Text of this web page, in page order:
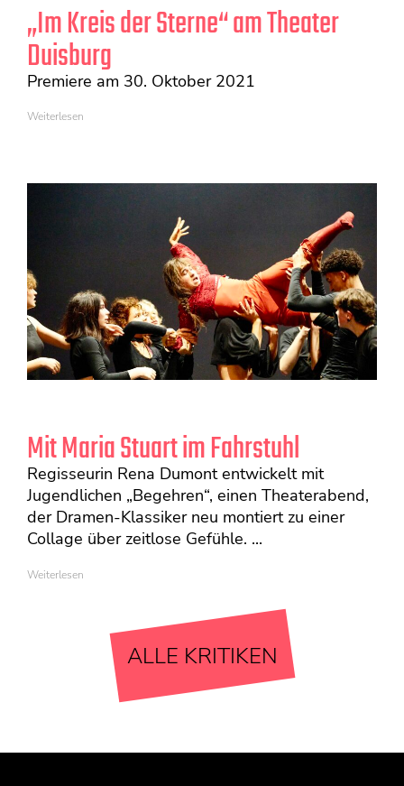
„Im Kreis der Sterne“ am Theater
Duisburg
Premiere am 30. Oktober 2021
Weiterlesen
Mit Maria Stuart im Fahrstuhl
Regisseurin Rena Dumont entwickelt mit
Jugendlichen „Begehren“, einen Theaterabend,
der Dramen-Klassiker neu montiert zu einer
Collage über zeitlose Gefühle. ...
Weiterlesen
ALLE KRITIKEN